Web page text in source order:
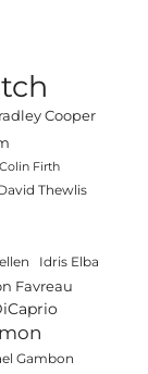
Cooper
Colin Firth
Thewlis
Idris Elba
Favreau
Gambon